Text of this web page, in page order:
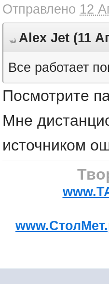
Отправлено 12
Аlex Jet (11
Все работает
Посмотрите
Мне
источником